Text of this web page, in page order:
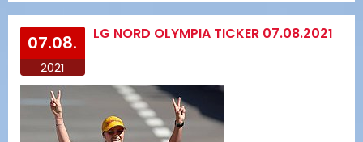
07.08.
2021
LG NORD OLYMPIA TICKER 07.08.2021